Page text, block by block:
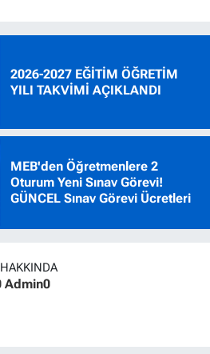
2026-2027 EĞİTİM ÖĞRETİM
YILI TAKVİMİ AÇIKLANDI
MEB'den Öğretmenlere 2
Oturum Yeni Sınav Görevi!
GÜNCEL Sınav Görevi Ücretleri
Admin0